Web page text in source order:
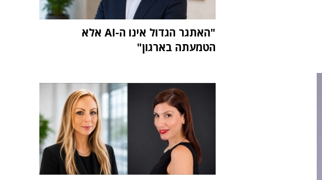
"האתגר הגדול אינו ה-AI אלא
הטמעתה בארגון"